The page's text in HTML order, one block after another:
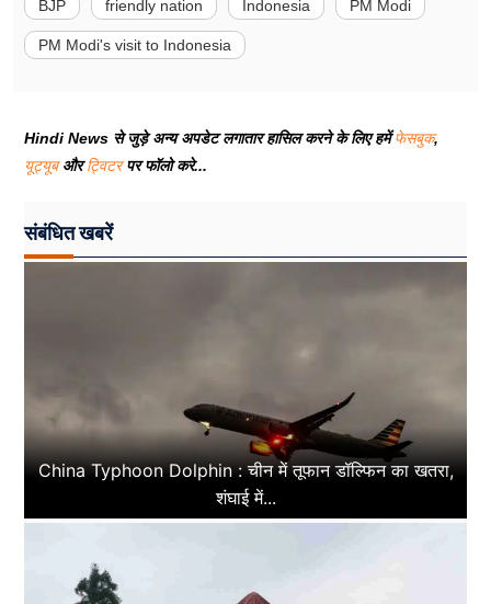
BJP friendly nation Indonesia PM Modi
PM Modi's visit to Indonesia
Hindi News से जुड़े अन्य अपडेट लगातार हासिल करने के लिए हमेंफेसबुक,
यूट्यूबऔरट्विटरपर फॉलो करे...
संबंधित खबरें
China Typhoon Dolphin : चीन में तूफान डॉल्फिन का खतरा,
शंघाई में...